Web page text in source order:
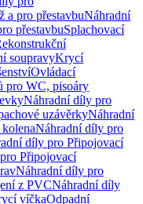
a pro přestavbuNáhradní
přestavbuSplachovací
soupravyKrycí
Ovládací
pro WC, pisoáry
Náhradní díly pro
uzávěrkyNáhradní
Náhradní díly pro
díly pro Připojovací
Připojovací
Náhradní díly pro
z PVCNáhradní díly
víčkaOdpadní